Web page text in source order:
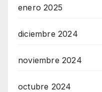
enero 2025
diciembre 2024
noviembre 2024
octubre 2024